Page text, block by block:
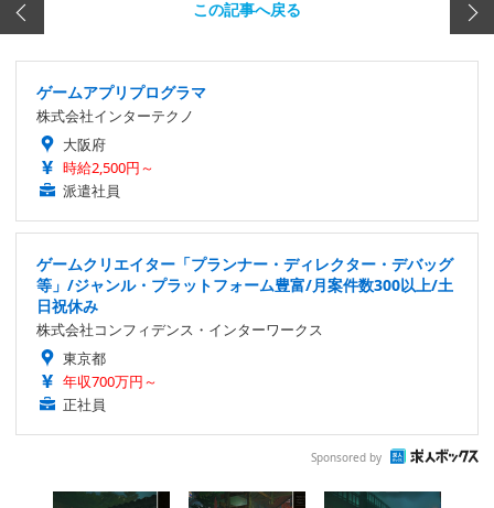
この記事へ戻る
ゲームアプリプログラマ
株式会社インターテクノ
大阪府
時給2,500円～
派遣社員
ゲームクリエイター「プランナー・ディレクター・デバッグ
等」/ジャンル・プラットフォーム豊富/月案件数300以上/土
日祝休み
株式会社コンフィデンス・インターワークス
東京都
年収700万円～
正社員
Sponsored by